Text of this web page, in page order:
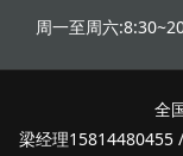
周一至周六
全
梁经理15814480455